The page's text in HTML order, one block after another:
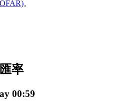
。
率
00:59